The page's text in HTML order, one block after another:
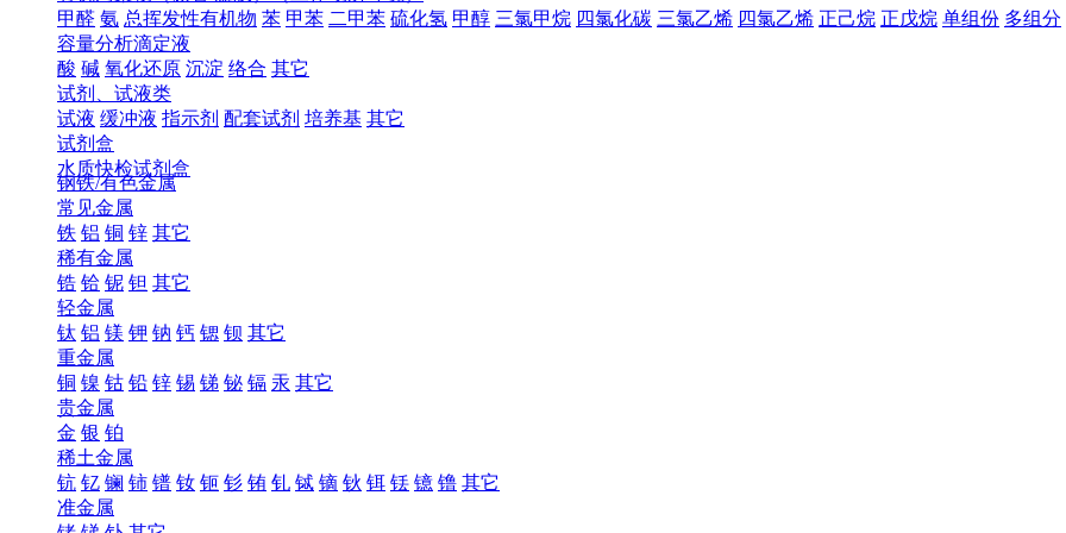
甲醛 氨 总挥发性有机物 苯 甲苯 二甲苯 硫化氢 甲醇 三氯甲烷 四氯化碳 三氯乙烯 四氯乙烯 正己烷 正戊烷 单组份 多组分
容量分析滴定液
酸 碱 氧化还原 沉淀 络合 其它
试剂、试液类
试液 缓冲液 指示剂 配套试剂 培养基 其它
试剂盒
水质快检试剂盒
钢铁/有色金属
常见金属
铁 铝 铜 锌 其它
稀有金属
锆 铪 铌 钽 其它
轻金属
钛 铝 镁 钾 钠 钙 锶 钡 其它
重金属
铜 镍 钴 铅 锌 锡 锑 铋 镉 汞 其它
贵金属
金 银 铂
稀土金属
钪 钇 镧 铈 镨 钕 钷 钐 铕 钆 铽 镝 钬 铒 铥 镱 镥 其它
准金属